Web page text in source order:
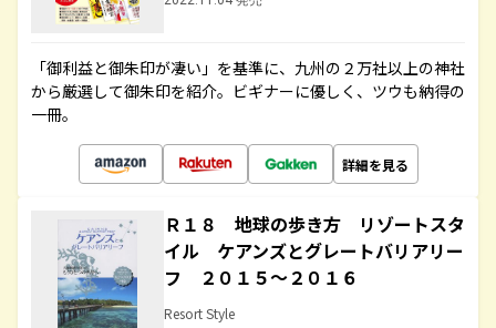
「御利益と御朱印が凄い」を基準に、九州の２万社以上の神社
から厳選して御朱印を紹介。ビギナーに優しく、ツウも納得の
一冊。
詳細を見る
Ｒ１８ 地球の歩き方 リゾートスタ
イル ケアンズとグレートバリアリー
フ ２０１５～２０１６
Resort Style